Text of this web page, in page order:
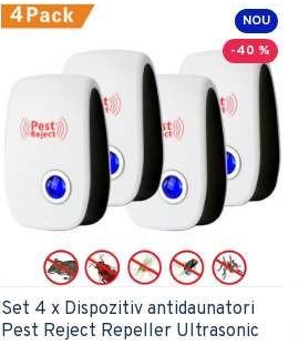
NOU
-40 %
Set 4 x Dispozitiv antidaunatori
Pest Reject Repeller Ultrasonic